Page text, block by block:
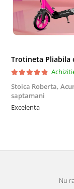
Stoica Roberta,
saptamani
Excelenta
Nu